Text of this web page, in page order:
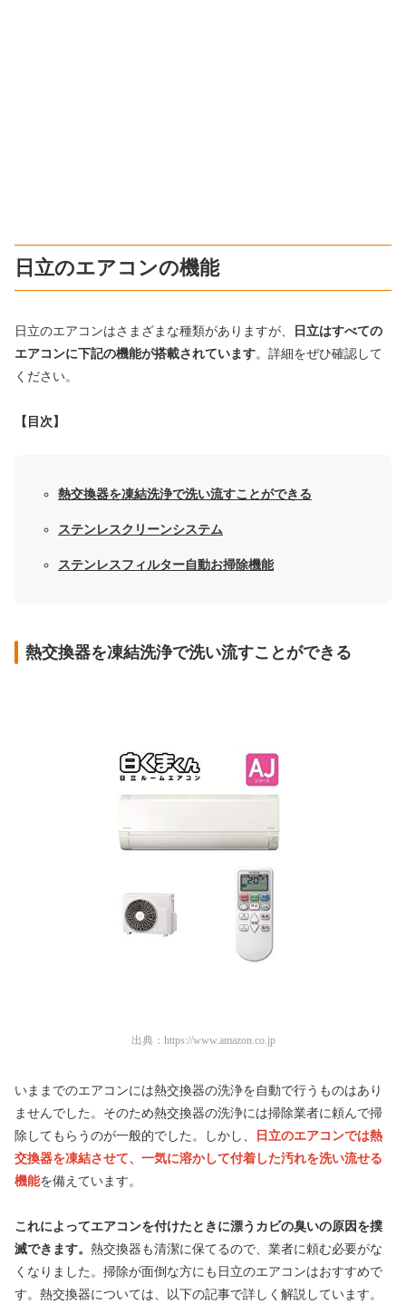
日立のエアコンの機能
日立のエアコンはさまざまな種類がありますが、
日立はすべての
エアコンに下記の機能が搭載されています。詳細をぜひ確認して
ください。
【目次】
熱交換器を凍結洗浄で洗い流すことができる
ステンレスクリーンシステム
ステンレスフィルター自動お掃除機能
熱交換器を凍結洗浄で洗い流すことができる
出典： https://www.amazon.co.jp
いままでのエアコンには熱交換器の洗浄を自動で行うものはあり
ませんでした。そのため熱交換器の洗浄には掃除業者に頼んで掃
除してもらうのが一般的でした。しかし、
日立のエアコンでは熱
交換器を凍結させて、一気に溶かして付着した汚れを洗い流せる
機能を備えています。
これによってエアコンを付けたときに漂うカビの臭いの原因を撲
滅できます。 熱交換器も清潔に保てるので、業者に頼む必要がな
くなりました。掃除が面倒な方にも日立のエアコンはおすすめで
す。熱交換器については、以下の記事で詳しく解説しています。